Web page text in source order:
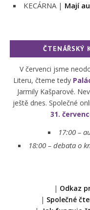
KECÁRNA | Mají
ČTENÁŘSKÝ
V červenci jsme
Literu, čteme tedy
Jarmily Kašparové.
ještě dnes. Společné
31.
17:00 –
18:00 – debata o
| Odkaz
| Společné